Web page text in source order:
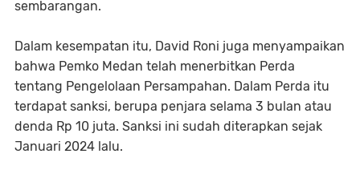
sembarangan.
Dalam kesempatan itu, David Roni juga menyampaikan
bahwa Pemko Medan telah menerbitkan Perda
tentang Pengelolaan Persampahan. Dalam Perda itu
terdapat sanksi, berupa penjara selama 3 bulan atau
denda Rp 10 juta. Sanksi ini sudah diterapkan sejak
Januari 2024 lalu.